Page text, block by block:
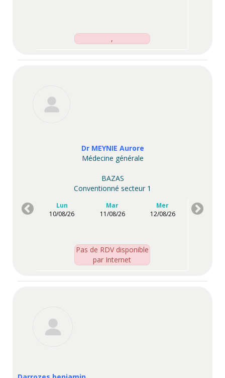
,
Dr MEYNIE Aurore
Médecine générale
BAZAS
Conventionné secteur 1
Lun
10/08/26
Mar
11/08/26
Mer
12/08/26
Pas de RDV disponible
par Internet